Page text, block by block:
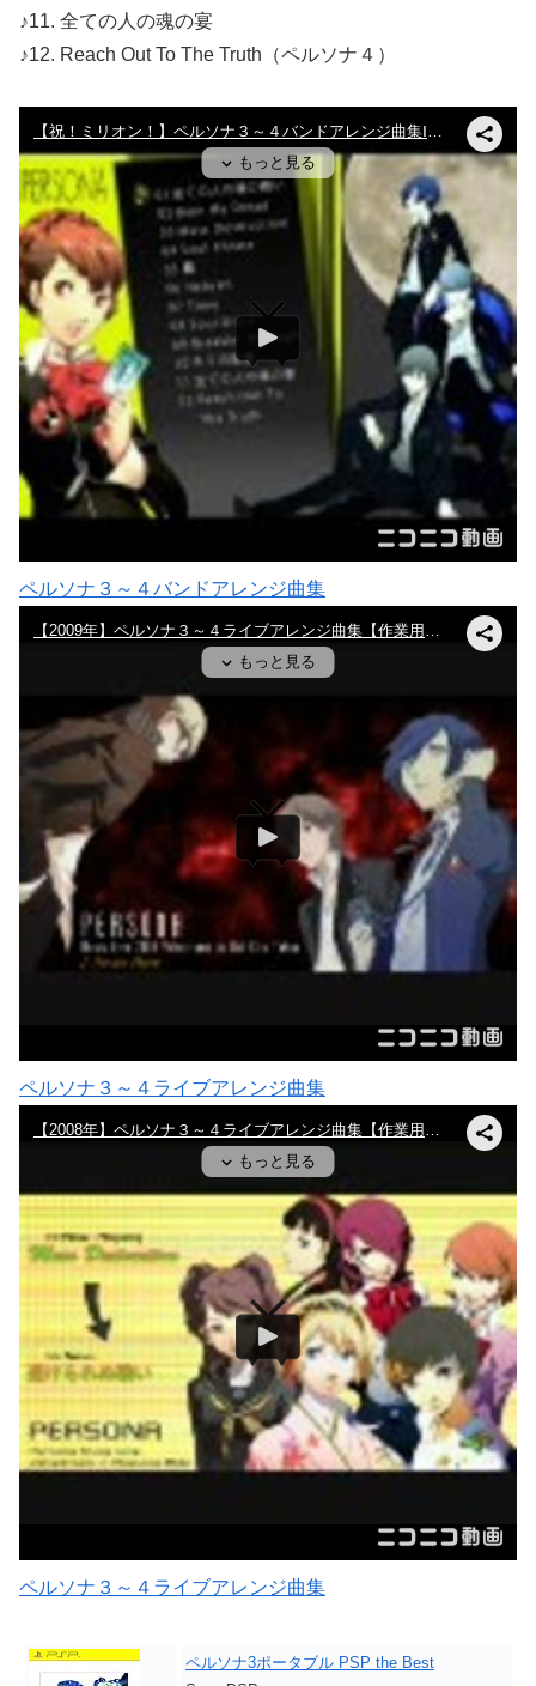
♪11. 全ての人の魂の宴
♪12. Reach Out To The Truth（ペルソナ４）
ペルソナ３～４バンドアレンジ曲集
ペルソナ３～４ライブアレンジ曲集
ペルソナ３～４ライブアレンジ曲集
ペルソナ3ポータブル PSP the Best